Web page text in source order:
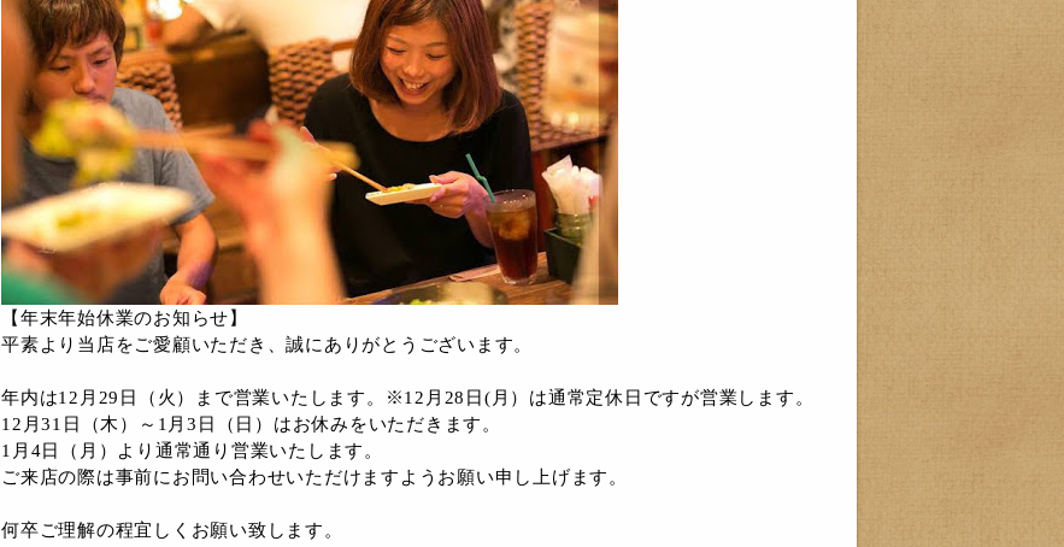
【年末年始休業のお知らせ】
平素より当店をご愛顧いただき、誠にありがとうございます。
年内は12月29日（火）まで営業いたします。※12月28日(月）は通常定休日ですが営業します。
12月31日（木）～1月3日（日）はお休みをいただきます。
1月4日（月）より通常通り営業いたします。
ご来店の際は事前にお問い合わせいただけますようお願い申し上げます。
何卒ご理解の程宜しくお願い致します。